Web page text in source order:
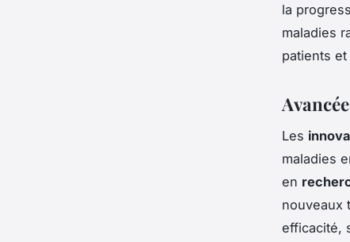
la
maladies
patients
Les
maladies
en
nouveaux
efficacité,